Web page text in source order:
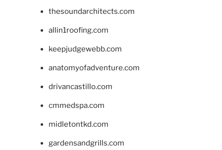
thesoundarchitects.com
allin1roofing.com
keepjudgewebb.com
anatomyofadventure.com
drivancastillo.com
cmmedspa.com
midletontkd.com
gardensandgrills.com